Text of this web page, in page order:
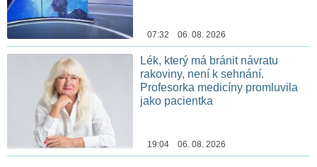
07:32 06. 08. 2026
Lék, který má bránit návratu
rakoviny, není k sehnání.
Profesorka medicíny promluvila
jako pacientka
19:04 06. 08. 2026